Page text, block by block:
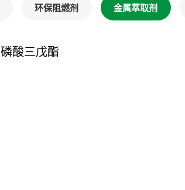
环保阻燃剂 金属萃取剂
磷酸三戊酯